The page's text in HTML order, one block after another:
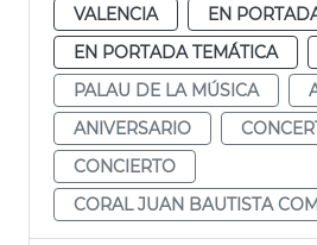
VALENCIA
EN
EN PORTADA TEMÁTICA
PALAU DE LA MÚSICA
ANIVERSARIO
CONCIERTO
CORAL JUAN BAUTISTA